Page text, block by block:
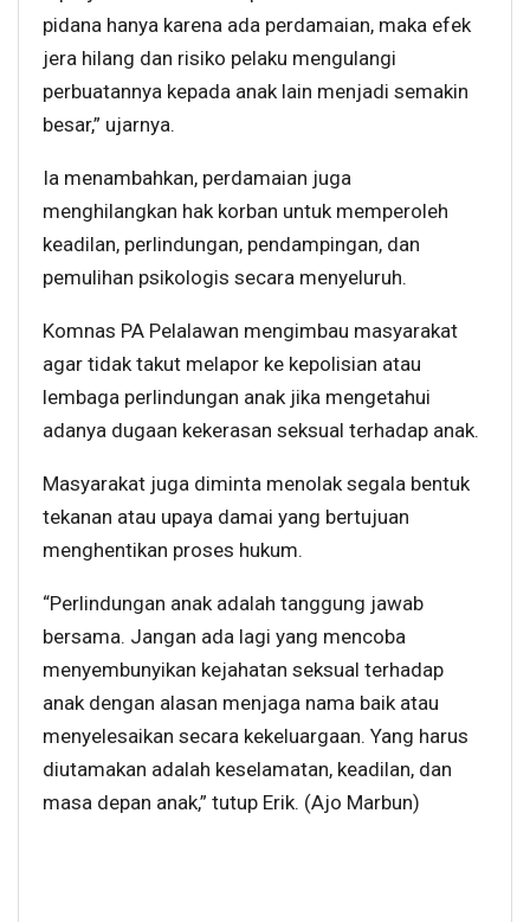
pidana hanya karena ada perdamaian, maka efek
jera hilang dan risiko pelaku mengulangi
perbuatannya kepada anak lain menjadi semakin
besar,” ujarnya.
Ia menambahkan, perdamaian juga
menghilangkan hak korban untuk memperoleh
keadilan, perlindungan, pendampingan, dan
pemulihan psikologis secara menyeluruh.
Komnas PA Pelalawan mengimbau masyarakat
agar tidak takut melapor ke kepolisian atau
lembaga perlindungan anak jika mengetahui
adanya dugaan kekerasan seksual terhadap anak.
Masyarakat juga diminta menolak segala bentuk
tekanan atau upaya damai yang bertujuan
menghentikan proses hukum.
“Perlindungan anak adalah tanggung jawab
bersama. Jangan ada lagi yang mencoba
menyembunyikan kejahatan seksual terhadap
anak dengan alasan menjaga nama baik atau
menyelesaikan secara kekeluargaan. Yang harus
diutamakan adalah keselamatan, keadilan, dan
masa depan anak,” tutup Erik. (Ajo Marbun)